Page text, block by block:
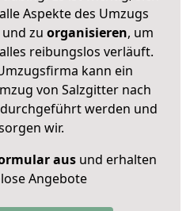
Aspekte des Umzugs
und zu organisieren, um
reibungslos verläuft.
kann ein
von Salzgitter nach
werden und
wir.
ausund erhalten
Angebote